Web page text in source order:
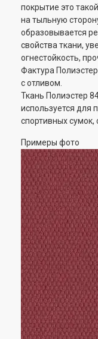
покрытие это
на тыльную
образовывается
свойства ткани,
огнестойкость,
Фактура
с отливом.
Ткань Полиэстер
используется для
спортивных сумок,
Примеры фото